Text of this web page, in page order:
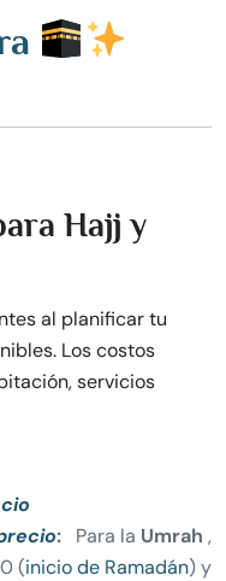
Hajj y
al planificar tu
Los costos
servicios
: Para la Umrah ,
(inicio de Ramadán) y